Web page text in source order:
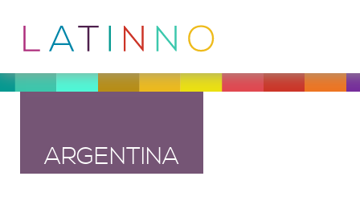
ARGENTINA